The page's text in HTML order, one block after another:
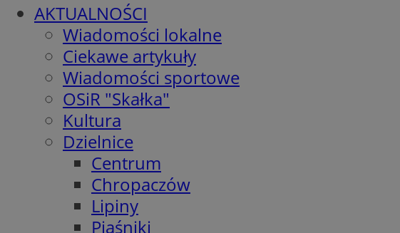
AKTUALNOŚCI
Wiadomości lokalne
Ciekawe artykuły
Wiadomości sportowe
OSiR "Skałka"
Kultura
Dzielnice
Centrum
Chropaczów
Lipiny
Piaśniki